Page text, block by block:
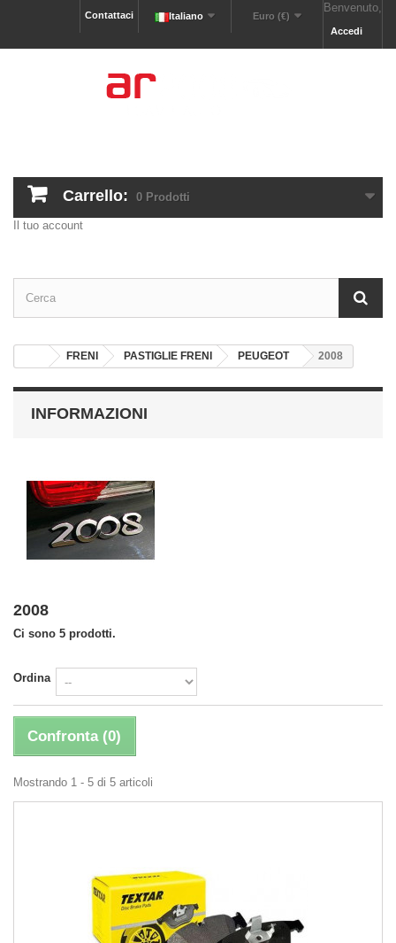
Benvenuto,
Accedi
Euro (€)
Italiano
Contattaci
Carrello: 0 Prodotti
Il tuo account
FRENI PASTIGLIE FRENI PEUGEOT 2008
INFORMAZIONI
2008
Ci sono 5 prodotti.
Ordina
Confronta (0)
Mostrando 1 - 5 di 5 articoli